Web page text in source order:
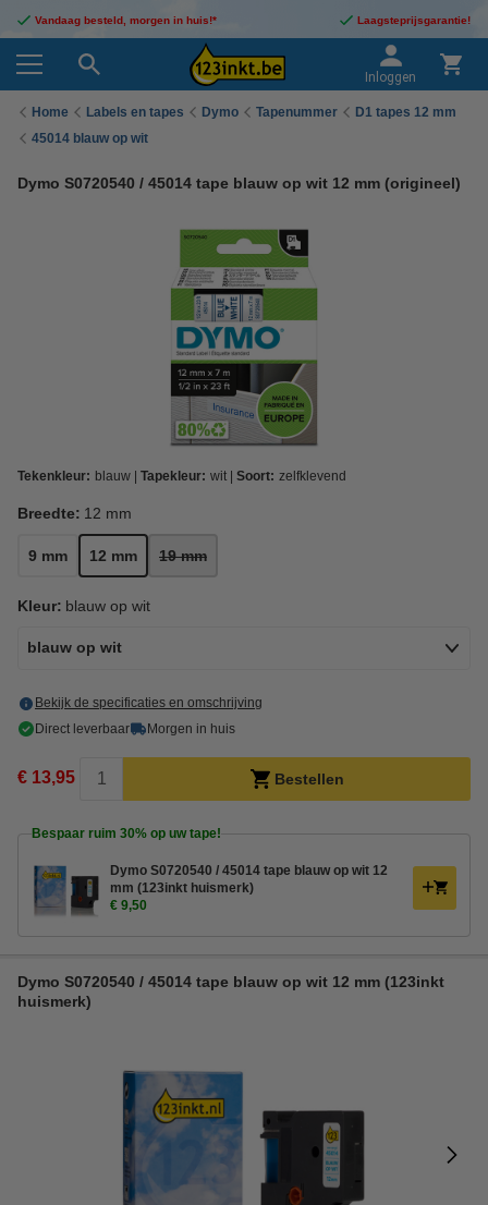
Vandaag besteld, morgen in huis!* Laagsteprijsgarantie!
Inloggen
Home Labels en tapes Dymo Tapenummer
D1 tapes 12 mm
45014 blauw op wit
Dymo S0720540 / 45014 tape blauw op wit 12 mm (origineel)
Tekenkleur: blauw Tapekleur: wit Soort: zelfklevend
Breedte: 12 mm
9 mm 12 mm 19 mm
Kleur: blauw op wit
blauw op wit
Bekijk de specificaties en omschrijving
Direct leverbaar
Morgen in huis
€ 13,95 Bestellen
Bespaar ruim 30% op uw tape!
Dymo S0720540 / 45014 tape blauw op wit 12
mm (123inkt huismerk)
€ 9,50
Dymo S0720540 / 45014 tape blauw op wit 12 mm (123inkt
huismerk)